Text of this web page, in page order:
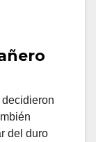
del duro